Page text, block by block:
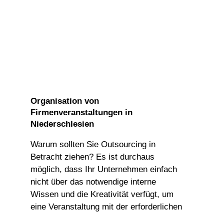
Organisation von
Firmenveranstaltungen in
Niederschlesien
Warum sollten Sie Outsourcing in
Betracht ziehen? Es ist durchaus
möglich, dass Ihr Unternehmen einfach
nicht über das notwendige interne
Wissen und die Kreativität verfügt, um
eine Veranstaltung mit der erforderlichen